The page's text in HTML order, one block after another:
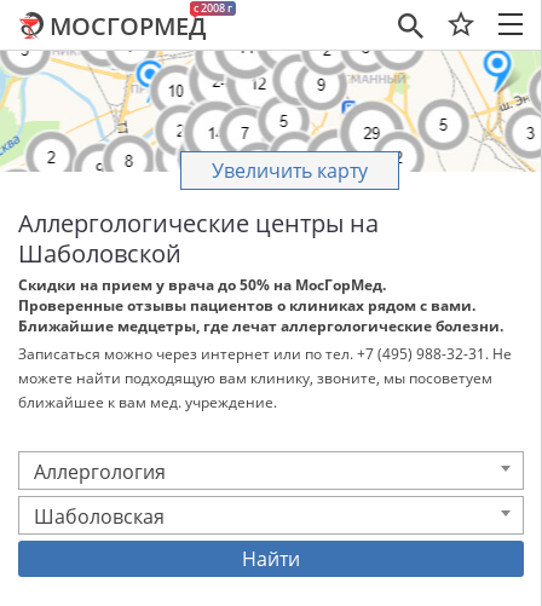
×
c 2008 г
МОСГОРМЕД
Увеличить карту
Аллергологические центры на
Шаболовской
Скидки на прием у врача до 50% на МосГорМед.
Проверенные отзывы пациентов о клиниках рядом с вами.
Ближайшие медцетры, где лечат аллергологические болезни.
Записаться можно через интернет или по тел. +7 (495) 988-32-31. Не
можете найти подходящую вам клинику, звоните, мы посоветуем
ближайшее к вам мед. учреждение.
Аллергология
Шаболовская
Найти